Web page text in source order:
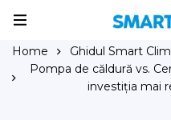
Home Ghidul Smart
Pompa de căldură vs.
investiția mai